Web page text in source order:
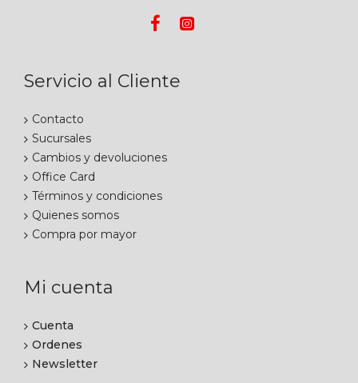
Servicio al Cliente
Contacto
Sucursales
Cambios y devoluciones
Office Card
Términos y condiciones
Quienes somos
Compra por mayor
Mi cuenta
Cuenta
Ordenes
Newsletter